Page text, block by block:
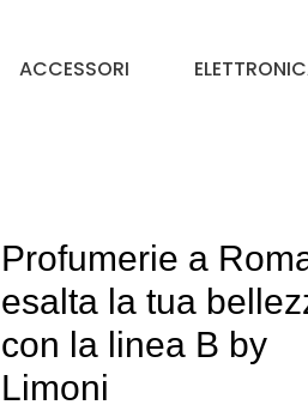
ACCESSORI
Profumerie a
esalta la tua
con la linea B by
Limoni